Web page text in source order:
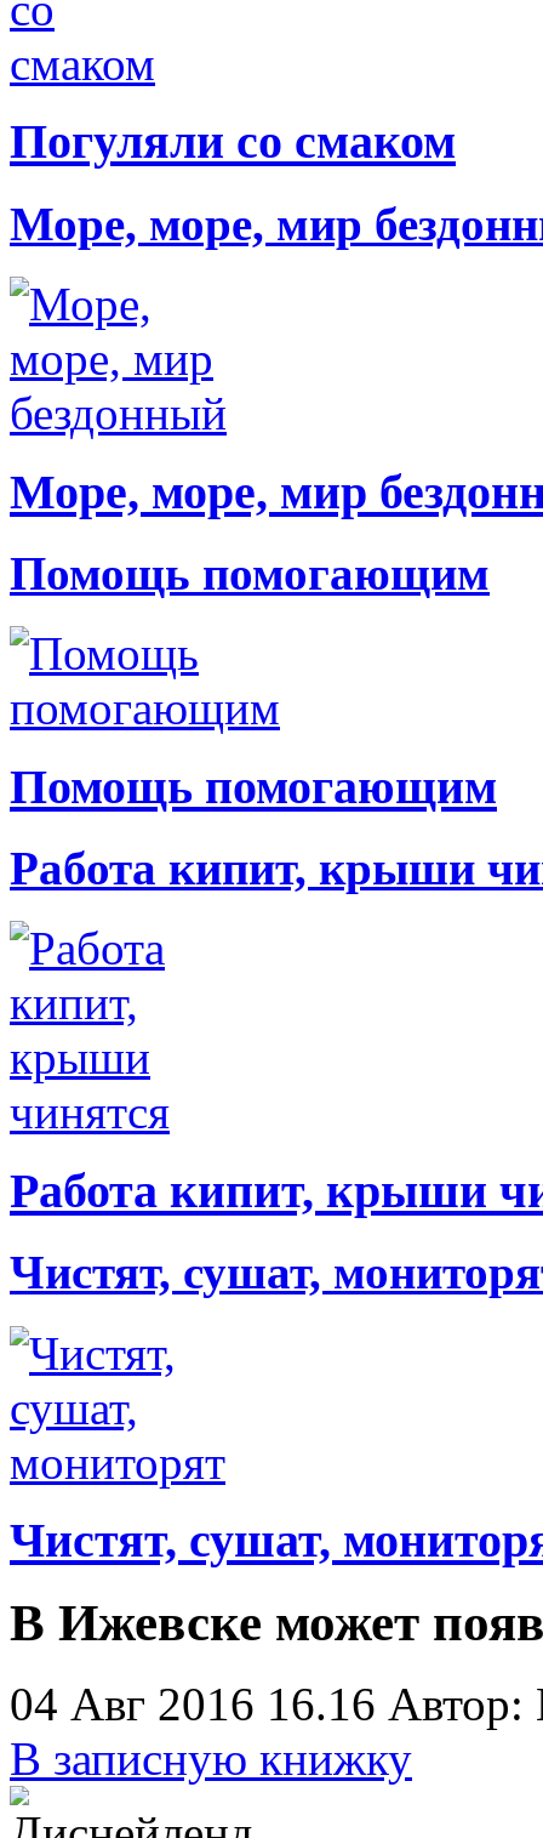
Погуляли со смаком
Море, море, мир
Море, море, мир
Помощь помогающим
Помощь помогающим
Работа кипит, крыши
Работа кипит, крыши
Чистят, сушат,
Чистят, сушат,
В Ижевске может
04 Авг 2016 16.16 Автор:
В записную книжку